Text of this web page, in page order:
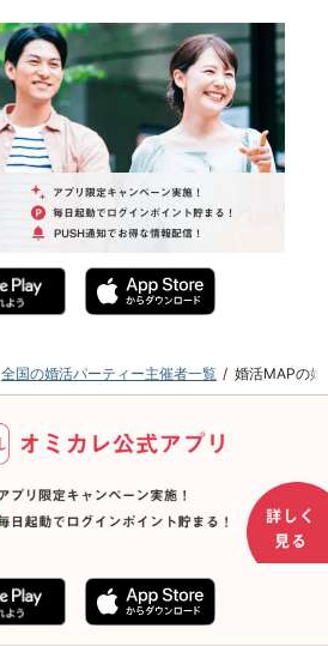
全国の婚活パーティー主催者一覧 婚活MAPの